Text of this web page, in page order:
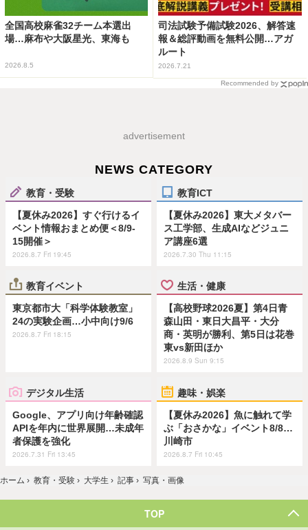
全国高校麻雀32チーム本選出
場…麻布や大阪星光、東海も
2026.8.5
司法試験予備試験2026、解答速
報＆総評動画を無料公開…アガ
ルート
2026.7.21
Recommended by
advertisement
NEWS CATEGORY
教育・受験
【夏休み2026】すぐ行けるイ
ベント情報おまとめ便＜8/9-
15開催＞
2026.8.7 Fri 19:45
教育ICT
【夏休み2026】東大メタバー
ス工学部、生成AIなどジュニ
ア講座6選
2026.7.30 Thu 11:15
教育イベント
東京都市大「科学体験教室」
24の実験企画…小中向け9/6
2026.8.7 Fri 18:15
生活・健康
【高校野球2026夏】第4日青
森山田・東日大昌平・大分
商・英明が勝利、第5日は花巻
東vs新田ほか
2026.8.9 Sun 9:15
デジタル生活
Google、アプリ向け年齢確認
APIを年内に世界展開…未成年
者保護を強化
2026.7.31 Fri 13:45
趣味・娯楽
【夏休み2026】魚に触れて学
ぶ「おさかな」イベント8/8…
川崎市
2026.8.7 Fri 10:45
ホーム › 教育・受験 › 大学生 › 記事 › 写真・画像
TOP